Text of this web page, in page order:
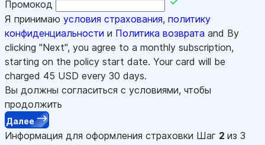
Промокод
Я принимаю условия страхования, политику
конфиденциальности и Политика возврата and By
clicking "Next", you agree to a monthly subscription,
starting on the policy start date. Your card will be
charged 45 USD every 30 days.
Вы должны согласиться с условиями, чтобы
продолжить
Далее
Информация для оформления страховки Шаг 2 из 3